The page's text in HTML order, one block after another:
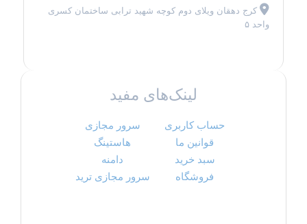
کرج دهقان ویلای دوم کوچه شهید ترابی ساختمان کسری
واحد ۵
لینک‌های مفید
حساب کاربری
قوانین ما
سبد خرید
فروشگاه
سرور مجازی
هاستینگ
دامنه
سرور مجازی ترید